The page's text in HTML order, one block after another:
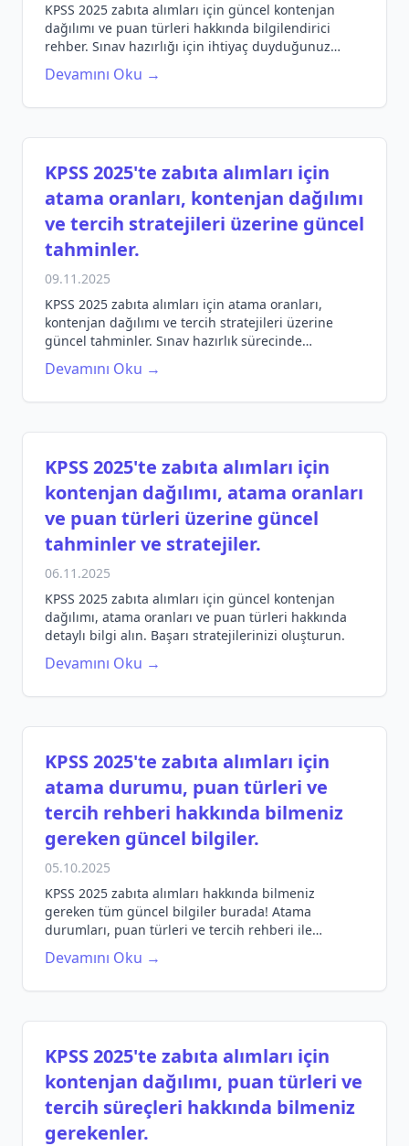
KPSS 2025 zabıta alımları için güncel kontenjan
dağılımı ve puan türleri hakkında bilgilendirici
rehber. Sınav hazırlığı için ihtiyaç duyduğunuz
bilgiler burada!
Devamını Oku →
KPSS 2025'te zabıta alımları için
atama oranları, kontenjan dağılımı
ve tercih stratejileri üzerine güncel
tahminler.
09.11.2025
KPSS 2025 zabıta alımları için atama oranları,
kontenjan dağılımı ve tercih stratejileri üzerine
güncel tahminler. Sınav hazırlık sürecinde
ihtiyacınız olan bilgileri keşfedin.
Devamını Oku →
KPSS 2025'te zabıta alımları için
kontenjan dağılımı, atama oranları
ve puan türleri üzerine güncel
tahminler ve stratejiler.
06.11.2025
KPSS 2025 zabıta alımları için güncel kontenjan
dağılımı, atama oranları ve puan türleri hakkında
detaylı bilgi alın. Başarı stratejilerinizi oluşturun.
Devamını Oku →
KPSS 2025'te zabıta alımları için
atama durumu, puan türleri ve
tercih rehberi hakkında bilmeniz
gereken güncel bilgiler.
05.10.2025
KPSS 2025 zabıta alımları hakkında bilmeniz
gereken tüm güncel bilgiler burada! Atama
durumları, puan türleri ve tercih rehberi ile
hazırlığınızı güçlendirin.
Devamını Oku →
KPSS 2025'te zabıta alımları için
kontenjan dağılımı, puan türleri ve
tercih süreçleri hakkında bilmeniz
gerekenler.